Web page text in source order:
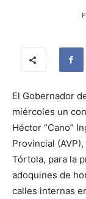
El Gobernador
miércoles un
Héctor “Cano”
Provincial
Tórtola, para la
adoquines de
calles internas